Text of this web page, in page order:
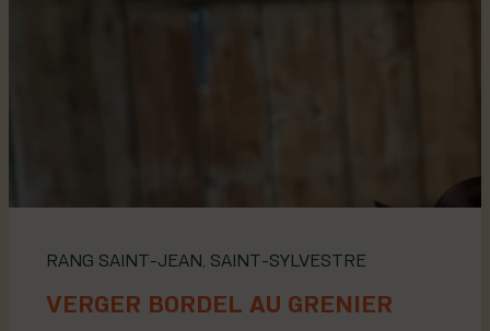
RANG SAINT-JEAN, SAINT-SYLVESTRE
VERGER B0RDEL AU GRENIER